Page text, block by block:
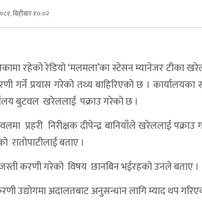
बिहीबार १०:०२
रहेको रेडियो ‘मलमला’का स्टेसन म्यानेजर टीका
गर्ने प्रयास गरेको तथ्य बाहिरिएको छ ।
बुटवल खरेललाई पक्राउ गरेको छ ।
प्रहरी निरीक्षक दीपेन्द्र बानियाँले खरेललाई
रातोपाटीलाई बताए ।
करणी गरेको विषय छानबिन भईरहको उनले बताए ।
उद्योगमा अदालतबाट अनुसन्धान लागि म्याद थप